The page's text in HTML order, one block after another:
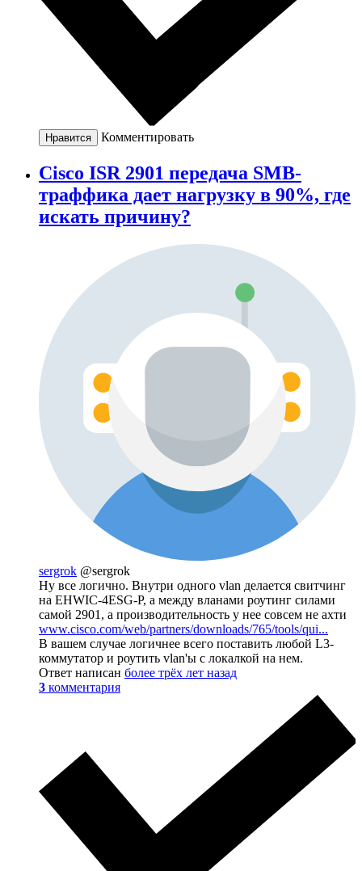
Нравится Комментировать
Cisco ISR 2901 передача SMB-
траффика дает нагрузку в 90%, где
искать причину?
sergrok @sergrok
Ну все логично. Внутри одного vlan делается свитчинг
на EHWIC-4ESG-P, а между вланами роутинг силами
самой 2901, а производительность у нее совсем не ахти
www.cisco.com/web/partners/downloads/765/tools/qui...
В вашем случае логичнее всего поставить любой L3-
коммутатор и роутить vlan'ы с локалкой на нем.
Ответ написан более трёх лет назад
3 комментария